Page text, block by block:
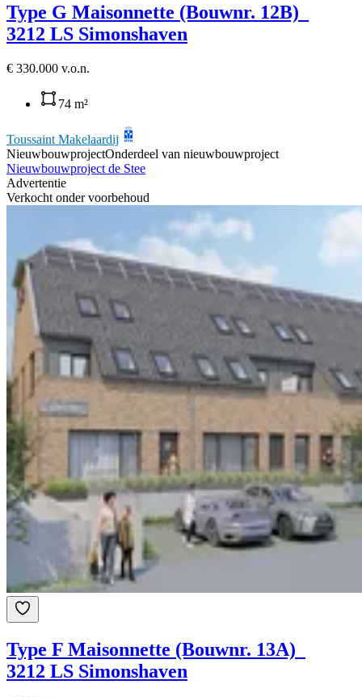
Type G Maisonnette (Bouwnr. 12B)
3212 LS Simonshaven
€ 330.000 v.o.n.
74 m²
Toussaint Makelaardij
NieuwbouwprojectOnderdeel van nieuwbouwproject
Nieuwbouwproject de Stee
Advertentie
Verkocht onder voorbehoud
Type F Maisonnette (Bouwnr. 13A)
3212 LS Simonshaven